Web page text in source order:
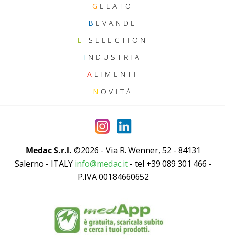
G ELATO
B EVANDE
E -SELECTION
I NDUSTRIA
A LIMENTI
N OVITÀ
Medac S.r.l. ©2026 - Via R. Wenner, 52 - 84131
Salerno - ITALY info@medac.it - tel +39 089 301 466 -
P.IVA 00184660652